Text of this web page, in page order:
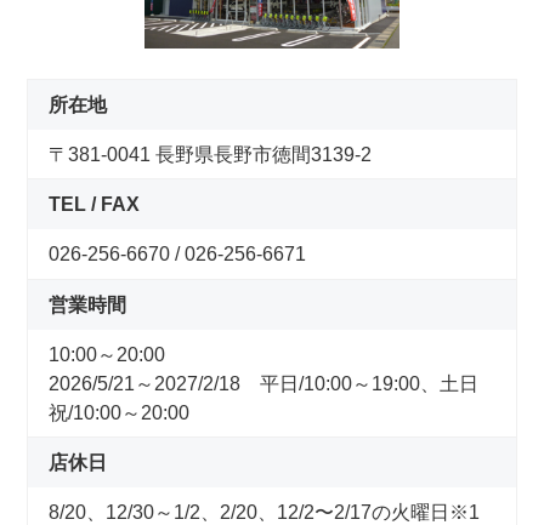
ぶろぐ・で・あさひ
製品情報
日本代理店ブランド一覧
所在地
〒381-0041 長野県長野市徳間3139-2
TEL / FAX
026-256-6670 / 026-256-6671
営業時間
10:00～20:00
2026/5/21～2027/2/18 平日/10:00～19:00、土日
祝/10:00～20:00
店休日
8/20、12/30～1/2、2/20、12/2〜2/17の火曜日※1